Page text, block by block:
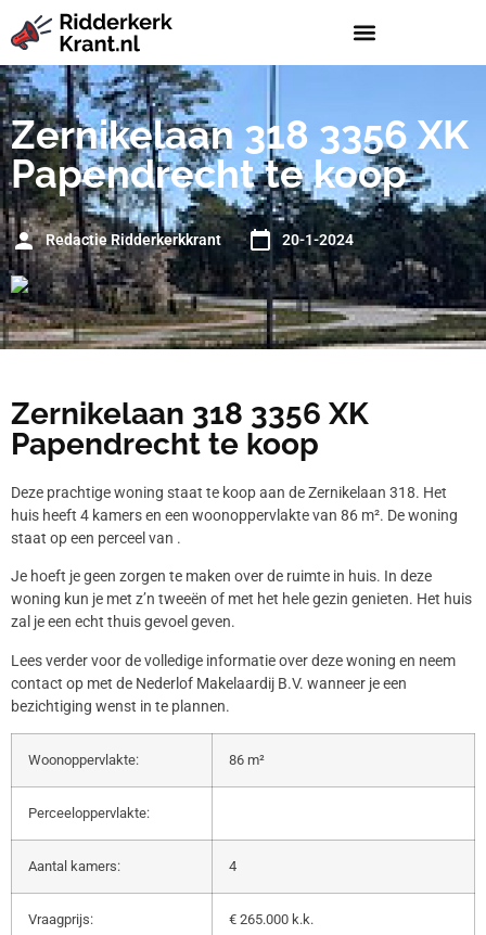
Zernikelaan 318 3356 XK
Papendrecht te koop
Redactie Ridderkerkkrant 20-1-2024
Zernikelaan 318 3356 XK
Papendrecht te koop
Deze prachtige woning staat te koop aan de Zernikelaan 318. Het
huis heeft 4 kamers en een woonoppervlakte van 86 m². De woning
staat op een perceel van .
Je hoeft je geen zorgen te maken over de ruimte in huis. In deze
woning kun je met z’n tweeën of met het hele gezin genieten. Het huis
zal je een echt thuis gevoel geven.
Lees verder voor de volledige informatie over deze woning en neem
contact op met de Nederlof Makelaardij B.V. wanneer je een
bezichtiging wenst in te plannen.
Woonoppervlakte: 86 m²
Perceeloppervlakte:
Aantal kamers: 4
Vraagprijs: € 265.000 k.k.